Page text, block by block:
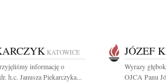
KATOWICE
informację o
h.c. Janusza Piekarczyka...
JÓZEF
Wyrazy
OJCA Panu